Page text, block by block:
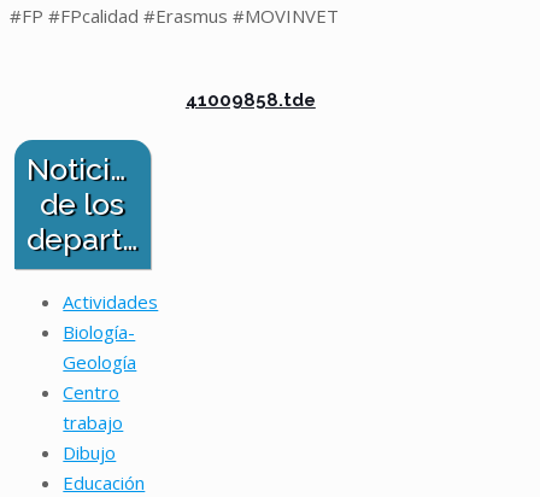
#FP #FPcalidad #Erasmus #MOVINVET
41009858.tde
Noticias
de los
departamentos
Actividades
Biología-
Geología
Centro
trabajo
Dibujo
Educación